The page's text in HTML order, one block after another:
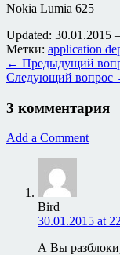
Nokia Lumia 625
Updated: 30.01.2015
Метки: application
← Предыдущий
Следующий вопрос
3 комментария
Add a Comment
Bird
30.01.2015 at
А Вы